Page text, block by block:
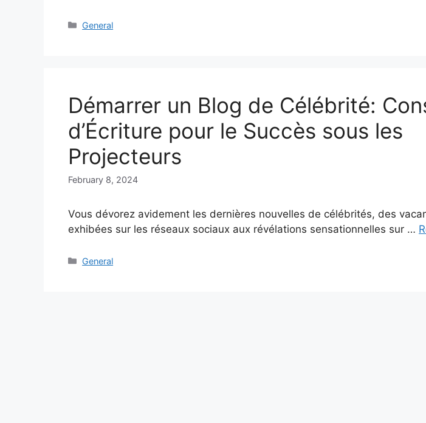
Categories
General
Démarrer un Blog de Célébrité:
d’Écriture pour le Succès sous les
Projecteurs
February 8, 2024
Vous dévorez avidement les dernières nouvelles de célébrités, des
exhibées sur les réseaux sociaux aux révélations sensationnelles sur …
Categories
General